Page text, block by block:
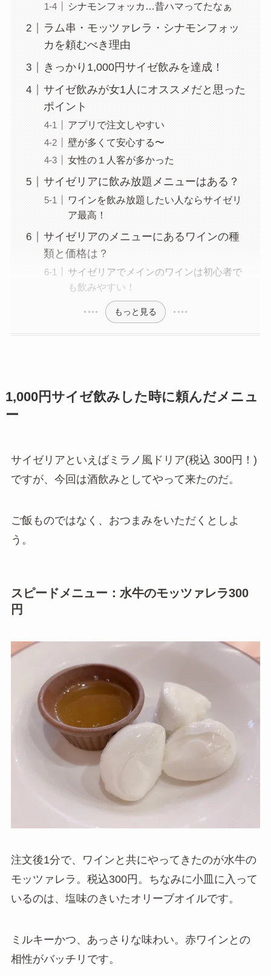
シナモンフォッカ…昔ハマってたなぁ
ラム串・モッツァレラ・シナモンフォッ
カを頼むべき理由
きっかり1,000円サイゼ飲みを達成！
サイゼ飲みが女1人にオススメだと思った
ポイント
アプリで注文しやすい
壁が多くて安心する〜
女性の１人客が多かった
サイゼリアに飲み放題メニューはある？
ワインを飲み放題したい人ならサイゼリ
ア最高！
サイゼリアのメニューにあるワインの種
類と価格は？
サイゼリアでメインのワインは初心者で
も飲みやすい！
もっと見る
1,000円サイゼ飲みした時に頼んだメニュ
ー
サイゼリアといえばミラノ風ドリア(税込 300円！)
ですが、今回は酒飲みとしてやって来たのだ。
ご飯ものではなく、おつまみをいただくとしよ
う。
スピードメニュー：水牛のモッツァレラ300
円
注文後1分で、ワインと共にやってきたのが水牛の
モッツァレラ。税込300円。ちなみに小皿に入って
いるのは、塩味のきいたオリーブオイルです。
ミルキーかつ、あっさりな味わい。赤ワインとの
相性がバッチリです。